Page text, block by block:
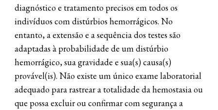
diagnóstico e tratamento precisos em todos os
indivíduos com distúrbios hemorrágicos. No
entanto, a extensão e a sequência dos testes são
adaptadas à probabilidade de um distúrbio
hemorrágico, sua gravidade e sua(s) causa(s)
provável(is). Não existe um único exame laboratorial
adequado para rastrear a totalidade da hemostasia ou
que possa excluir ou confirmar com segurança a